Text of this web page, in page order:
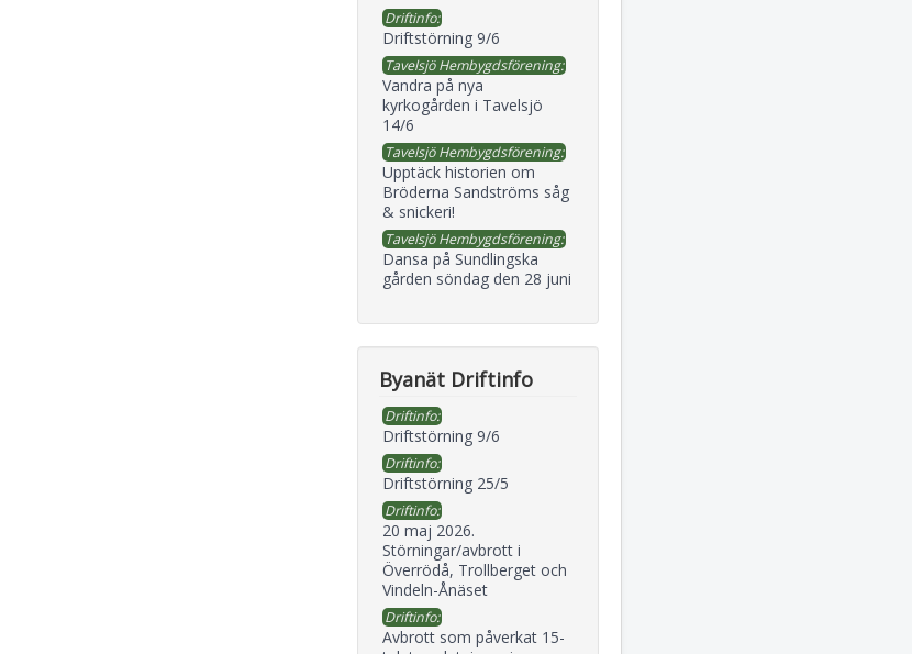
Driftinfo:
Driftstörning 9/6
Tavelsjö Hembygdsförening:
Vandra på nya
kyrkogården i Tavelsjö
14/6
Tavelsjö Hembygdsförening:
Upptäck historien om
Bröderna Sandströms såg
& snickeri!
Tavelsjö Hembygdsförening:
Dansa på Sundlingska
gården söndag den 28 juni
Byanät Driftinfo
Driftinfo:
Driftstörning 9/6
Driftinfo:
Driftstörning 25/5
Driftinfo:
20 maj 2026.
Störningar/avbrott i
Överrödå, Trollberget och
Vindeln-Ånäset
Driftinfo:
Avbrott som påverkat 15-